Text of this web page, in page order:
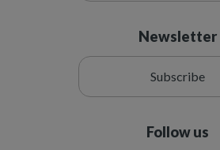
Newsletter
Subscribe
Follow us